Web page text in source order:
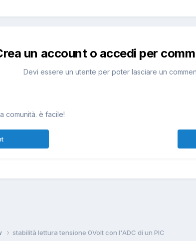
un account o accedi per
Devi essere un utente per poter lasciare un
comunità. è facile!
stabilità lettura tensione 0Volt con l'ADC di un PIC